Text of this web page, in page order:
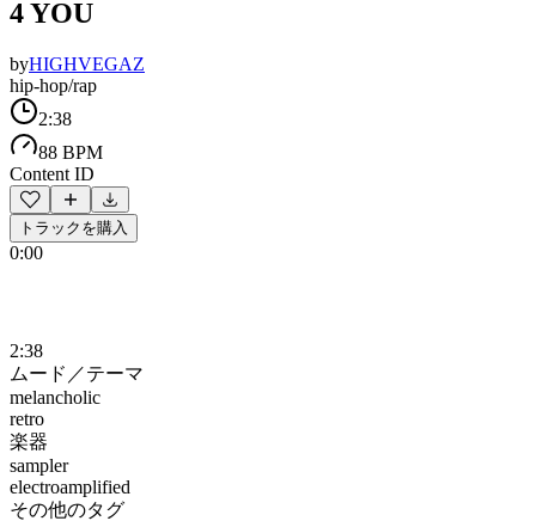
4 YOU
byHIGHVEGAZ
hip-hop/rap
2:38
88 BPM
Content ID
トラックを購入
0:00
2:38
ムード／テーマ
melancholic
retro
楽器
sampler
electroamplified
その他のタグ